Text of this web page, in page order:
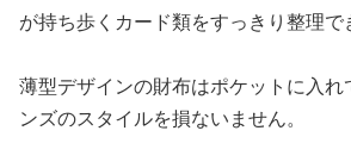
が持ち歩くカード類をすっきり整理で
薄型デザインの財布はポケットに入れ
ンズのスタイルを損ないません。